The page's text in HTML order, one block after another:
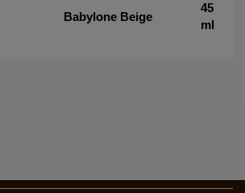
Babylone Beige
45
ml